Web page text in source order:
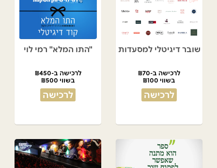
שובר דיגיטלי למסעדות
לרכישה ב-₪70
בשווי ₪100
לרכישה
"התו המלא" רמי לוי
לרכישה ב-₪450
בשווי ₪500
לרכישה